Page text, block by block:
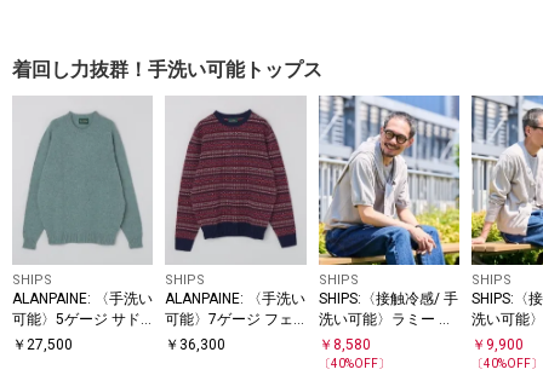
着回し力抜群！手洗い可能トップス
SHIPS
ALANPAINE: 〈手洗い
可能〉5ゲージ サド
ル クルーネック ニッ
￥ 27,500
SHIPS
ALANPAINE: 〈手洗い
可能〉7ゲージ フェ
アアイル クルーネッ
￥ 36,300
SHIPS
SHIPS:〈接触冷感/ 手
洗い可能〉ラミー ニ
ット Tシャツ
￥ 8,580
〔40%OFF〕
SHIPS
SHIPS:〈
洗い可能
ネック カ
￥ 9,900
〔40%OFF〕